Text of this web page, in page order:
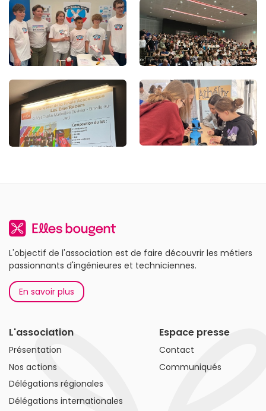
L'objectif de l'association est de faire découvrir les métiers
passionnants d'ingénieures et techniciennes.
En savoir plus
L'association
Présentation
Nos actions
Délégations régionales
Délégations internationales
Espace presse
Contact
Communiqués